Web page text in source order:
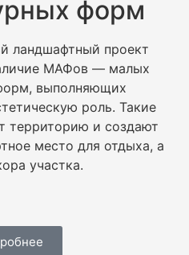
форм
ландшафтный проект
МАФов — малых
выполняющих
роль. Такие
территорию и создают
место для отдыха, а
участка.